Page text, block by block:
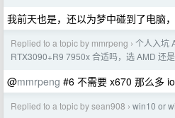
我前天也是，还以为梦中碰到了电脑
Replied to a topic by mmrpeng › 个人入坑
RTX3090+R9 7950x 合适吗，选 AMD 还
@mmrpeng #6 不需要 x670 那么多
Replied to a topic by sean908 › win10 or